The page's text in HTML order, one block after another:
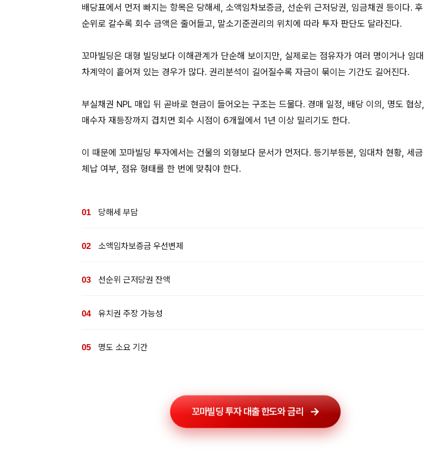
배당표에서 먼저 빠지는 항목은 당해세, 소액임차보증금, 선순위 근저당권, 임금채권 등이다. 후
순위로 갈수록 회수 금액은 줄어들고, 말소기준권리의 위치에 따라 투자 판단도 달라진다.
꼬마빌딩은 대형 빌딩보다 이해관계가 단순해 보이지만, 실제로는 점유자가 여러 명이거나 임대
차계약이 흩어져 있는 경우가 많다. 권리분석이 길어질수록 자금이 묶이는 기간도 길어진다.
부실채권 NPL 매입 뒤 곧바로 현금이 들어오는 구조는 드물다. 경매 일정, 배당 이의, 명도 협상,
매수자 재등장까지 겹치면 회수 시점이 6개월에서 1년 이상 밀리기도 한다.
이 때문에 꼬마빌딩 투자에서는 건물의 외형보다 문서가 먼저다. 등기부등본, 임대차 현황, 세금
체납 여부, 점유 형태를 한 번에 맞춰야 한다.
당해세 부담
소액임차보증금 우선변제
선순위 근저당권 잔액
유치권 주장 가능성
명도 소요 기간
꼬마빌딩 투자 대출 한도와 금리